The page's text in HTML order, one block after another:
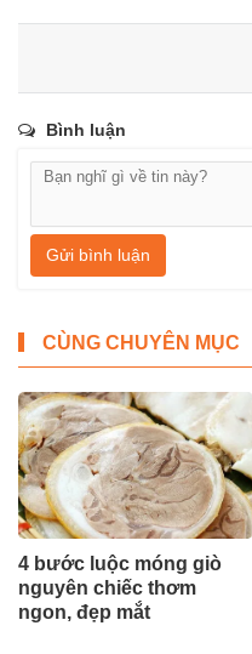
Bình luận
Gửi bình luận
CÙNG CHUYÊN MỤC
4 bước luộc móng giò
nguyên chiếc thơm
ngon, đẹp mắt